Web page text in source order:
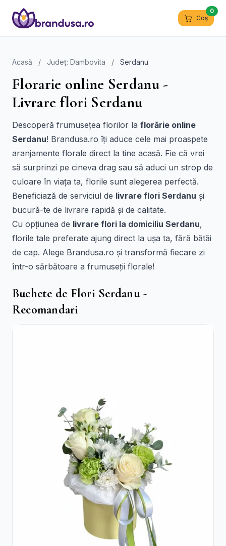
Coș
0
Acasă / Județ: Dambovita / Serdanu
Florarie online Serdanu -
Livrare flori Serdanu
Descoperă frumusețea florilor la florărie online
Serdanu! Brandusa.ro îți aduce cele mai proaspete
aranjamente florale direct la tine acasă. Fie că vrei
să surprinzi pe cineva drag sau să aduci un strop de
culoare în viața ta, florile sunt alegerea perfectă.
Beneficiază de serviciul de livrare flori Serdanu și
bucură-te de livrare rapidă și de calitate.
Cu opțiunea de livrare flori la domiciliu Serdanu,
florile tale preferate ajung direct la ușa ta, fără bătăi
de cap. Alege Brandusa.ro și transformă fiecare zi
într-o sărbătoare a frumuseții florale!
Buchete de Flori Serdanu -
Recomandari